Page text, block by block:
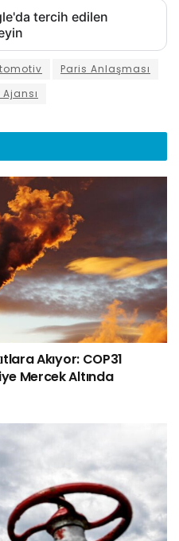
tercih edilen
Paris Anlaşması
Akıyor: COP31
Mercek Altında